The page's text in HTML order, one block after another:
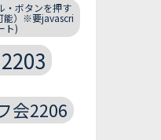
・ボタンを押す
能）※要javascri
ト)
会2206